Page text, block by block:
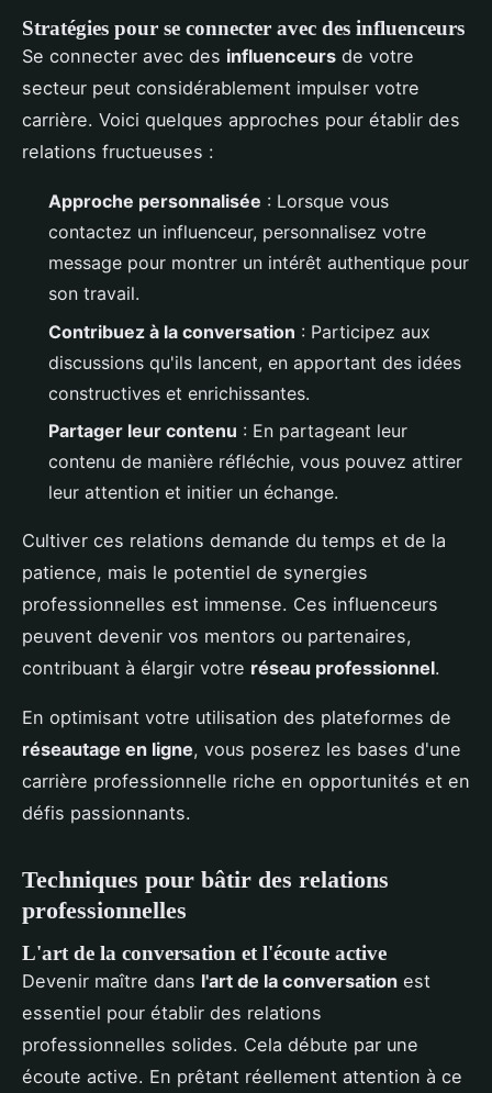
Stratégies pour se connecter avec des influenceurs
Se connecter avec des influenceurs de votre
secteur peut considérablement impulser votre
carrière. Voici quelques approches pour établir des
relations fructueuses :
Approche personnalisée : Lorsque vous
contactez un influenceur, personnalisez votre
message pour montrer un intérêt authentique pour
son travail.
Contribuez à la conversation : Participez aux
discussions qu'ils lancent, en apportant des idées
constructives et enrichissantes.
Partager leur contenu : En partageant leur
contenu de manière réfléchie, vous pouvez attirer
leur attention et initier un échange.
Cultiver ces relations demande du temps et de la
patience, mais le potentiel de synergies
professionnelles est immense. Ces influenceurs
peuvent devenir vos mentors ou partenaires,
contribuant à élargir votre réseau professionnel.
En optimisant votre utilisation des plateformes de
réseautage en ligne, vous poserez les bases d'une
carrière professionnelle riche en opportunités et en
défis passionnants.
Techniques pour bâtir des relations
professionnelles
L'art de la conversation et l'écoute active
Devenir maître dans l'art de la conversation est
essentiel pour établir des relations
professionnelles solides. Cela débute par une
écoute active. En prêtant réellement attention à ce